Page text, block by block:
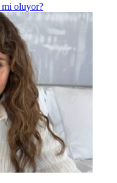
mi oluyor?